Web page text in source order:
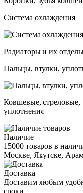
Система охлаждения
Радиаторы и их
Пальцы, втулки,
Ковшевые, стреловые,
уплотнения
Наличие
15000 товаров в
Москве, Якутске,
Доставка
Доставим любым
сроки.